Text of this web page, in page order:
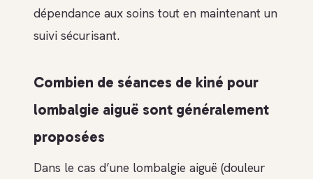
dépendance aux soins tout en maintenant un
suivi sécurisant.
Combien de séances de kiné pour
lombalgie aiguë sont généralement
proposées
Dans le cas d’une lombalgie aiguë (douleur